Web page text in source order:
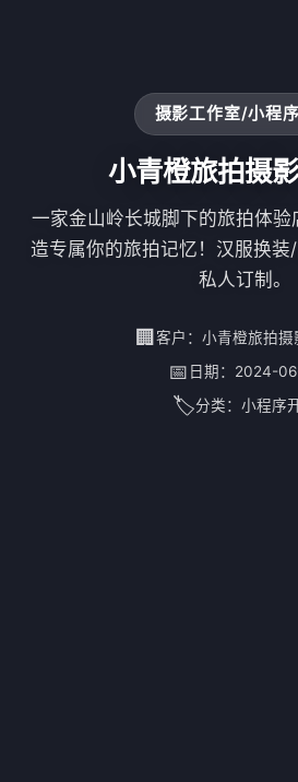
摄影工作室/小程
小青橙旅拍摄
一家金山岭长城脚下的旅拍体
造专属你的旅拍记忆！汉服换
私人订制。
🏢客户： 小青橙旅拍摄
📅 日期： 2024-
🏷️分类： 小程序